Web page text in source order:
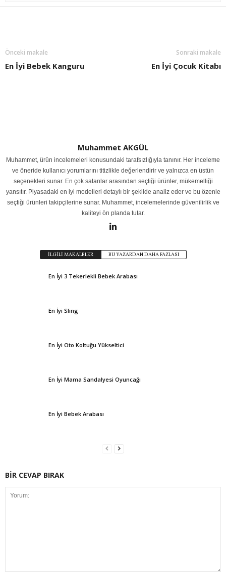
Önceki makale
En İyi Bebek Kanguru
Sonraki makale
En İyi Çocuk Kitabı
Muhammet AKGÜL
Muhammet, ürün incelemeleri konusundaki tarafsızlığıyla tanınır. Her inceleme
ve öneride kullanıcı yorumlarını titizlikle değerlendirir ve yalnızca en üstün
seçenekleri sunar. En çok satanlar arasından seçtiği ürünler, mükemelliği
yansıtır. Piyasadaki en iyi modelleri detaylı bir şekilde analiz eder ve bu özenle
seçtiği ürünleri takipçilerine sunar. Muhammet, incelemelerinde güvenilirlik ve
kaliteyi ön planda tutar.
İLGİLİ MAKALELER BU YAZARDAN DAHA FAZLASI
En İyi 3 Tekerlekli Bebek Arabası
En İyi Sling
En İyi Oto Koltuğu Yükseltici
En İyi Mama Sandalyesi Oyuncağı
En İyi Bebek Arabası
BİR CEVAP BIRAK